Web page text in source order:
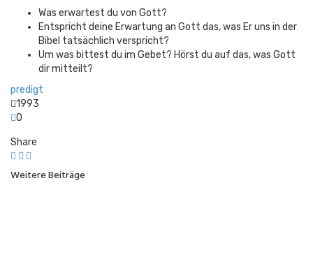
Was erwartest du von Gott?
Entspricht deine Erwartung an Gott das, was Er uns in der
Bibel tatsächlich verspricht?
Um was bittest du im Gebet? Hörst du auf das, was Gott
dir mitteilt?
predigt
1993
0
Share
Weitere Beiträge